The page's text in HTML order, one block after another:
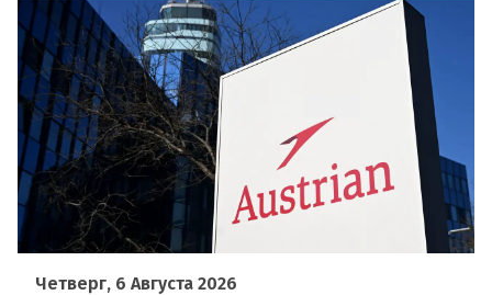
Четверг, 6 Августа 2026